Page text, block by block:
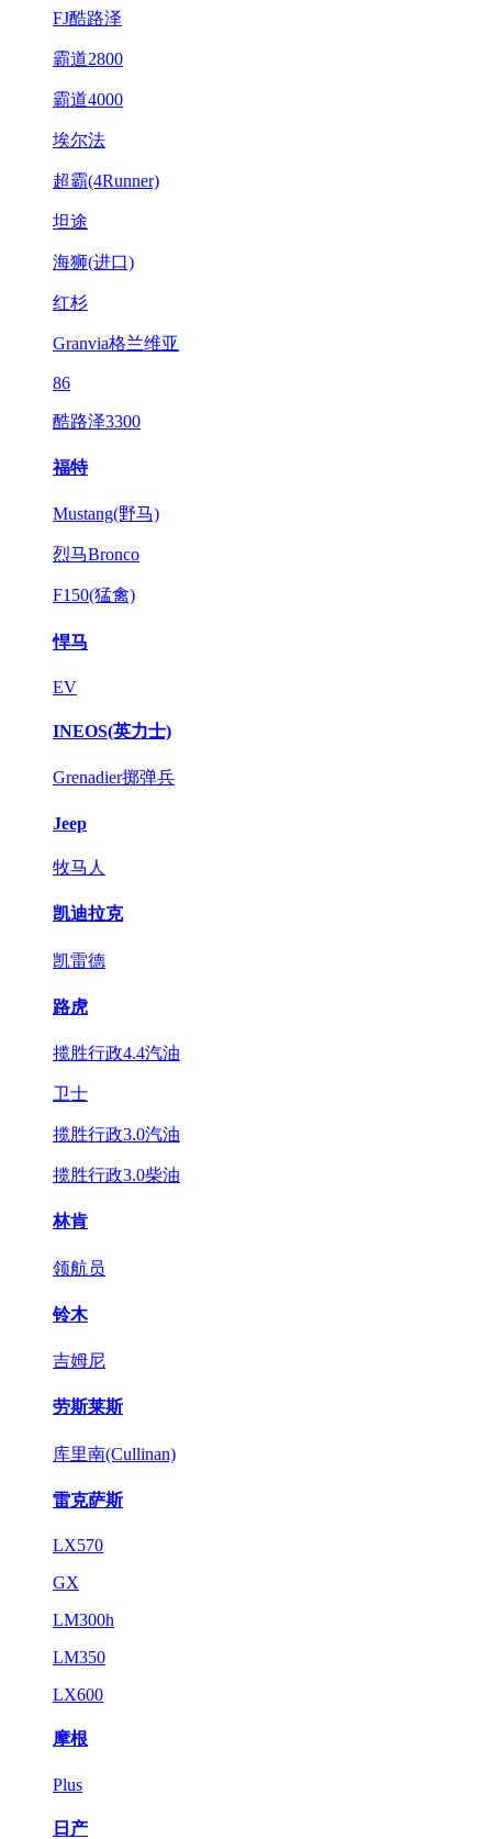
FJ酷路泽
霸道2800
霸道4000
埃尔法
超霸(4Runner)
坦途
海狮(进口)
红杉
Granvia格兰维亚
86
酷路泽3300
福特
Mustang(野马)
烈马Bronco
F150(猛禽)
悍马
EV
INEOS(英力士)
Grenadier掷弹兵
Jeep
牧马人
凯迪拉克
凯雷德
路虎
揽胜行政4.4汽油
卫士
揽胜行政3.0汽油
揽胜行政3.0柴油
林肯
领航员
铃木
吉姆尼
劳斯莱斯
库里南(Cullinan)
雷克萨斯
LX570
GX
LM300h
LM350
LX600
摩根
Plus
日产